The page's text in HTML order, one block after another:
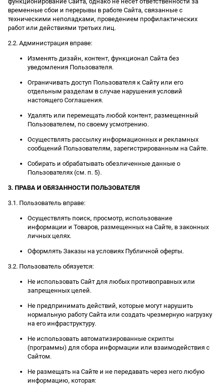
временные сбои и перерывы в работе Сайта, связанные с
техническими неполадками, проведением профилактических
работ или действиями третьих лиц.
2.2. Администрация вправе:
Изменять дизайн, контент, функционал Сайта без
уведомления Пользователя.
Ограничивать доступ Пользователя к Сайту или его
отдельным разделам в случае нарушения условий
настоящего Соглашения.
Удалять или перемещать любой контент, размещенный
Пользователем, по своему усмотрению.
Осуществлять рассылку информационных и рекламных
сообщений Пользователям, зарегистрированным на Сайте.
Собирать и обрабатывать обезличенные данные о
Пользователях (см. п. 5).
3. ПРАВА И ОБЯЗАННОСТИ ПОЛЬЗОВАТЕЛЯ
3.1. Пользователь вправе:
Осуществлять поиск, просмотр, использование
информации и Товаров, размещенных на Сайте, в законных
личных целях.
Оформлять Заказы на условиях Публичной оферты.
3.2. Пользователь обязуется:
Не использовать Сайт для любых противоправных или
запрещенных целей.
Не предпринимать действий, которые могут нарушить
нормальную работу Сайта или создать чрезмерную нагрузку
на его инфраструктуру.
Не использовать автоматизированные скрипты
(программы) для сбора информации или взаимодействия с
Сайтом.
Не размещать на Сайте и не передавать через него любую
информацию, которая: